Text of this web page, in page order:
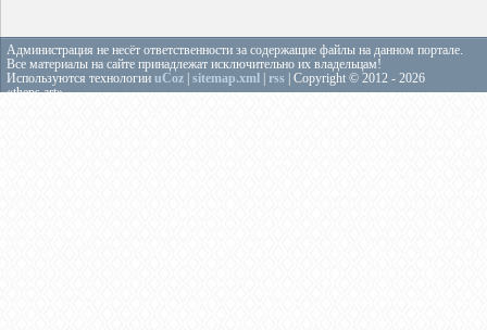
Администрация не несёт ответственности за содержащие файлы на данном портале.
Все материалы на сайте принадлежат исключительно их владельцам!
Используются технологии uCoz sitemap.xml rss | Copyright © 2012 - 2026
«theps.art»